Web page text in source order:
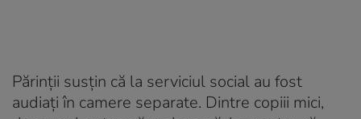
Părinții susțin că la serviciul social au fost
audiați în camere separate. Dintre copiii mici,